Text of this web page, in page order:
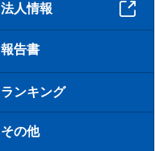
法人情報
報告書
ランキング
その他